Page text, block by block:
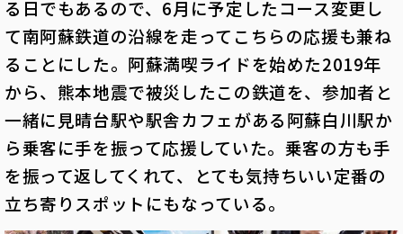
る日でもあるので、6月に予定したコース変更し
て南阿蘇鉄道の沿線を走ってこちらの応援も兼ね
ることにした。阿蘇満喫ライドを始めた2019年
から、熊本地震で被災したこの鉄道を、参加者と
一緒に見晴台駅や駅舎カフェがある阿蘇白川駅か
ら乗客に手を振って応援していた。乗客の方も手
を振って返してくれて、とても気持ちいい定番の
立ち寄りスポットにもなっている。